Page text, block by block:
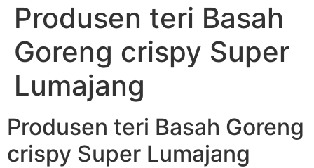
Produsen teri Basah
Goreng crispy Super
Lumajang
Produsen teri Basah Goreng
crispy Super Lumajang